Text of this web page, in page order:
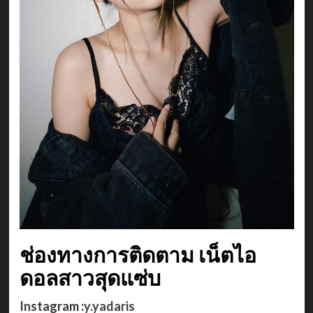
ช่องทางการติดตาม เน็ตไอ
ดอลสาวสุดแซ่บ
Instagram :y.yadaris